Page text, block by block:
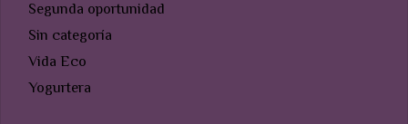
Segunda oportunidad
Sin categoría
Vida Eco
Yogurtera